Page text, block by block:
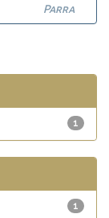
Parra
1
1